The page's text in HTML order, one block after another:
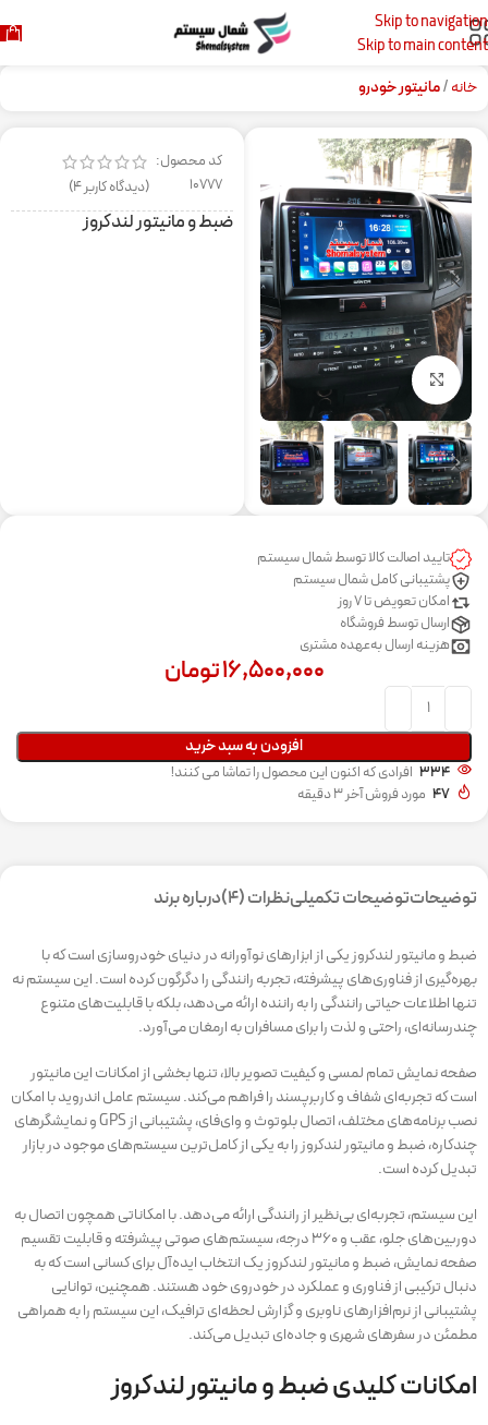
Skip to navigation
Skip to main content
خانه مانیتور خودرو
برای بزرگنمایی کلیک کنید
کد محصول:
10777
(دیدگاه کاربر4
)
ضبط و مانیتور لندکروز
تایید اصالت کالا توسط شمال سیستم
پشتیبانی کامل شمال سیستم
امکان تعویض تا 7 روز
ارسال توسط فروشگاه
هزینه ارسال به‌عهده مشتری
۱۶,۵۰۰,۰۰۰تومان
افزودن به سبد خرید
334 افرادی که اکنون این محصول را تماشا می کنند!
47 مورد فروش آخر 3 دقیقه
توضیحاتتوضیحات تکمیلینظرات (4) درباره برند
ضبط و مانیتور لندکروز یکی از ابزارهای نوآورانه در دنیای خودروسازی است که با
بهره‌گیری از فناوری‌های پیشرفته، تجربه رانندگی را دگرگون کرده است. این سیستم نه
تنها اطلاعات حیاتی رانندگی را به راننده ارائه می‌دهد، بلکه با قابلیت‌های متنوع
چندرسانه‌ای، راحتی و لذت را برای مسافران به ارمغان می‌آورد.
صفحه نمایش تمام لمسی و کیفیت تصویر بالا، تنها بخشی از امکانات این مانیتور
است که تجربه‌ای شفاف و کاربرپسند را فراهم می‌کند. سیستم عامل اندروید با امکان
نصب برنامه‌های مختلف، اتصال بلوتوث و وای‌فای، پشتیبانی از GPS و نمایشگرهای
چندکاره، ضبط و مانیتور لندکروز را به یکی از کامل‌ترین سیستم‌های موجود در بازار
تبدیل کرده است.
این سیستم، تجربه‌ای بی‌نظیر از رانندگی ارائه می‌دهد. با امکاناتی همچون اتصال به
دوربین‌های جلو، عقب و ۳۶۰ درجه، سیستم‌های صوتی پیشرفته و قابلیت تقسیم
صفحه نمایش، ضبط و مانیتور لندکروز یک انتخاب ایده‌آل برای کسانی است که به
دنبال ترکیبی از فناوری و عملکرد در خودروی خود هستند. همچنین، توانایی
پشتیبانی از نرم‌افزارهای ناوبری و گزارش لحظه‌ای ترافیک، این سیستم را به همراهی
مطمئن در سفرهای شهری و جاده‌ای تبدیل می‌کند.
امکانات کلیدی ضبط و مانیتور لندکروز